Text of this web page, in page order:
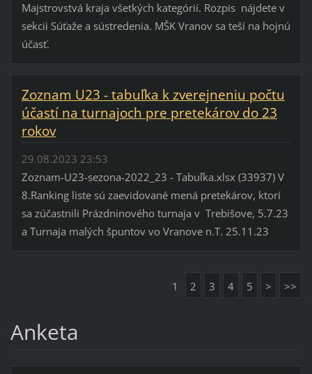
Majstrovstvá kraja všetkých kategórií. Rozpis nájdete v
sekcii Súťaže a sústredenia. MŠK Vranov sa teší na hojnú
účasť.
Zoznam U23 - tabuľka k zverejneniu počtu
účastí na turnajoch pre pretekárov do 23
rokov
29.08.2023 23:53
Zoznam-U23-sezona-2022_23 - Tabuľka.xlsx (33937) V
8.Ranking liste sú zaevidované mená pretekárov, ktorí
sa zúčastnili Prázdninového turnaja v Trebišove, 5.7.23
a Turnaja malých špuntov vo Vranove n.T. 25.11.23
1 2 3 4 5 > >>
Anketa